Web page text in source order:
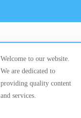
Welcome to our website.
We are dedicated to
providing quality content
and services.